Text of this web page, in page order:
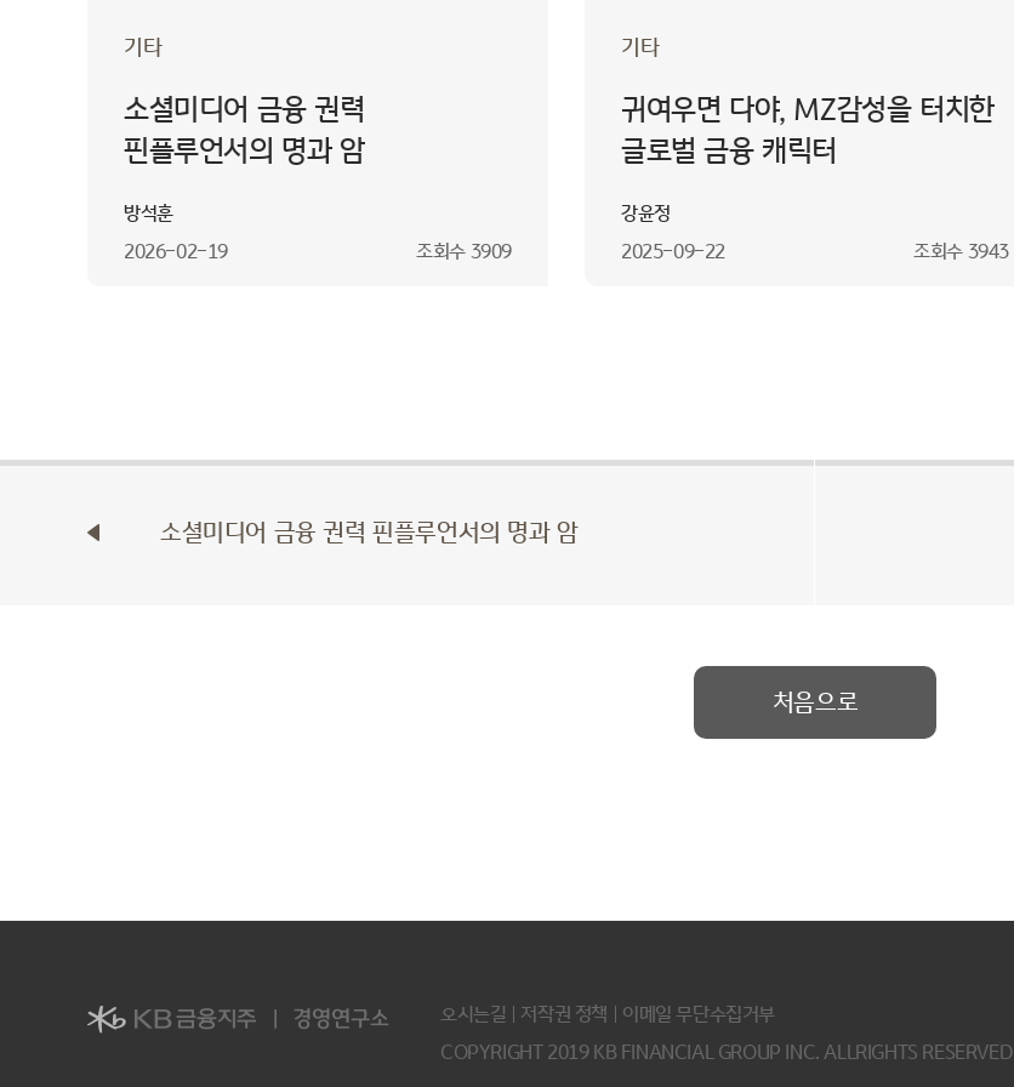
기타
소셜미디어 금융 권력
핀플루언서의 명과 암
방석훈
2026-02-19
조회수3909
기타
귀여우면 다야, MZ감성을 터치한
글로벌 금융 캐릭터
강윤정
2025-09-22
조회수3943
소셜미디어 금융 권력 핀플루언서의 명과 암
처음으로
오시는길 저작권 정책
이메일 무단수집거부
COPYRIGHT 2019 KB FINANCIAL GROUP INC. ALLRIGHTS RESERVED